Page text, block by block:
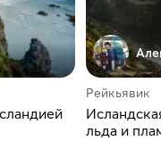
Рейкьявик
льда и